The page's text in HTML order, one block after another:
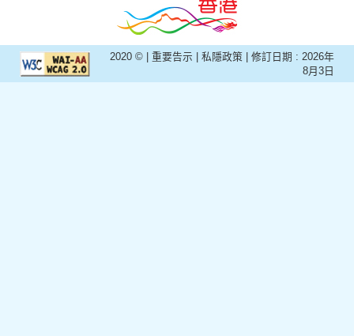
2020 © | 重要告示 | 私隱政策 | 修訂日期 : 2026年
8月3日